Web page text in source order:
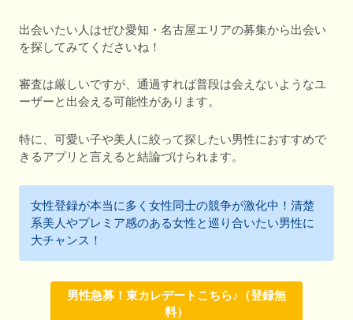
出会いたい人はぜひ愛知・名古屋エリアの募集から出会い
を探してみてくださいね！
審査は厳しいですが、通過すれば普段は会えないようなユ
ーザーと出会える可能性があります。
特に、可愛い子や美人に絞って探したい男性におすすめで
きるアプリと言えると結論づけられます。
女性登録が本当に多く女性同士の競争が激化中！清楚
系美人やプレミア感のある女性と巡り合いたい男性に
大チャンス！
男性急募！東カレデートこちら♪（登録無
料）